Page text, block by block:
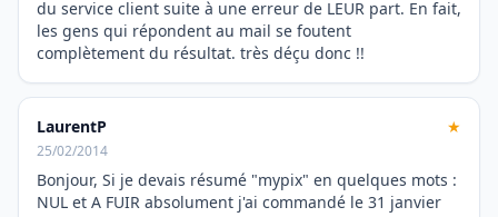
du service client suite à une erreur de LEUR part. En fait,
les gens qui répondent au mail se foutent
complètement du résultat. très déçu donc !!
LaurentP ★
25/02/2014
Bonjour, Si je devais résumé "mypix" en quelques mots :
NUL et A FUIR absolument j'ai commandé le 31 janvier